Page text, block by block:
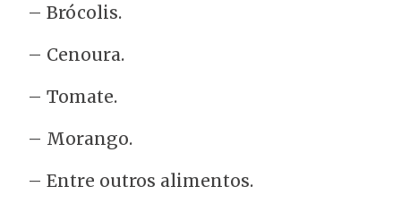
– Brócolis.
– Cenoura.
– Tomate.
– Morango.
– Entre outros alimentos.